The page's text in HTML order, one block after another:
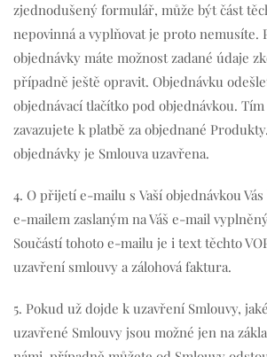
zjednodušený formulář, může být část
nepovinná a vyplňovat je proto nemusíte.
objednávky máte možnost zadané údaje
případně ještě opravit. Objednávku
objednávací tlačítko pod objednávkou. Tím
zavazujete k platbě za objednané
objednávky je Smlouva uzavřena.
4. O přijetí e-mailu s Vaší objednávkou
e-mailem zaslaným na Váš e-mail
Součástí tohoto e-mailu je i text těchto
uzavření smlouvy a zálohová faktura.
5. Pokud už dojde k uzavření Smlouvy,
uzavřené Smlouvy jsou možné jen na